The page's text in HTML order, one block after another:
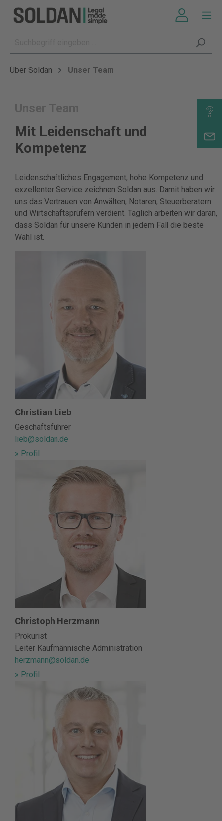
Über Soldan Unser Team
Unser Team
Mit Leidenschaft und
Kompetenz
Leidenschaftliches Engagement, hohe Kompetenz und
exzellenter Service zeichnen Soldan aus. Damit haben wir
uns das Vertrauen von Anwälten, Notaren, Steuerberatern
und Wirtschaftsprüfern verdient. Täglich arbeiten wir daran,
dass Soldan für unsere Kunden in jedem Fall die beste
Wahl ist.
Christian Lieb
Geschäftsführer
lieb@soldan.de
» Profil
Christoph Herzmann
Prokurist
Leiter Kaufmännische Administration
herzmann@soldan.de
» Profil